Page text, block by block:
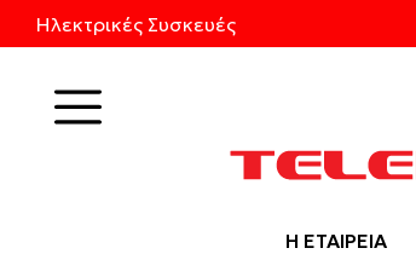
Ηλεκτρικές Συσκευές
Η ΕΤΑΙΡΕΙΑ